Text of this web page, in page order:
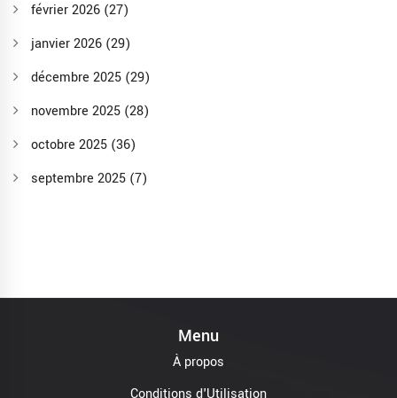
février 2026 (27)
janvier 2026 (29)
décembre 2025 (29)
novembre 2025 (28)
octobre 2025 (36)
septembre 2025 (7)
Menu
À propos
Conditions d'Utilisation